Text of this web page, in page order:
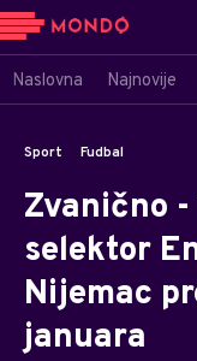
Naslovna Najnovije
Sport Fudbal
Zvanično -
selektor
Nijemac
januara